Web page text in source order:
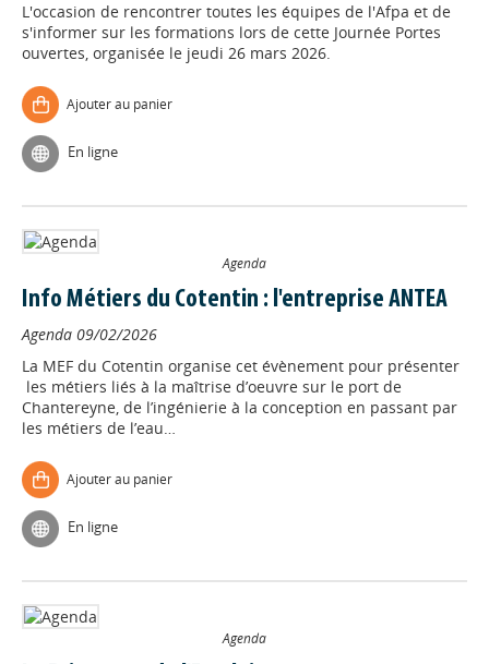
L'occasion de rencontrer toutes les équipes de l'Afpa et de
s'informer sur les formations lors de cette Journée Portes
ouvertes, organisée le jeudi 26 mars 2026.
Ajouter au panier
En ligne
Agenda
Info Métiers du Cotentin : l'entreprise ANTEA
Agenda 09/02/2026
La MEF du Cotentin organise cet évènement pour présenter
les métiers liés à la maîtrise d’oeuvre sur le port de
Chantereyne, de l’ingénierie à la conception en passant par
les métiers de l’eau…
Ajouter au panier
En ligne
Agenda